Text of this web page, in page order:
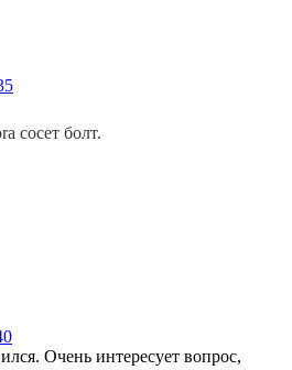
сосет болт.
Очень интересует вопрос,